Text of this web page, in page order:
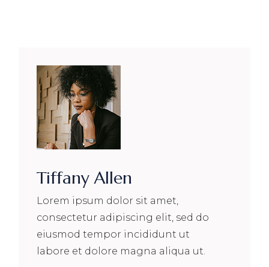
Tiffany Allen
Lorem ipsum dolor sit amet,
consectetur adipiscing elit, sed do
eiusmod tempor incididunt ut
labore et dolore magna aliqua ut.